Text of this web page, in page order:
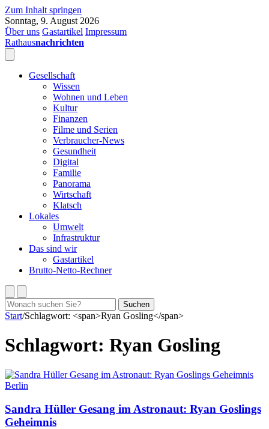
Zum Inhalt springen
Sonntag, 9. August 2026
Über uns Gastartikel Impressum
Rathausnachrichten
Gesellschaft
Wissen
Wohnen und Leben
Kultur
Finanzen
Filme und Serien
Verbraucher-News
Gesundheit
Digital
Familie
Panorama
Wirtschaft
Klatsch
Lokales
Umwelt
Infrastruktur
Das sind wir
Gastartikel
Brutto-Netto-Rechner
Suchen
nach:
Suchen
Start/Schlagwort: <span>Ryan Gosling</span>
Schlagwort: Ryan Gosling
Berlin
Sandra Hüller Gesang im Astronaut: Ryan Goslings
Geheimnis